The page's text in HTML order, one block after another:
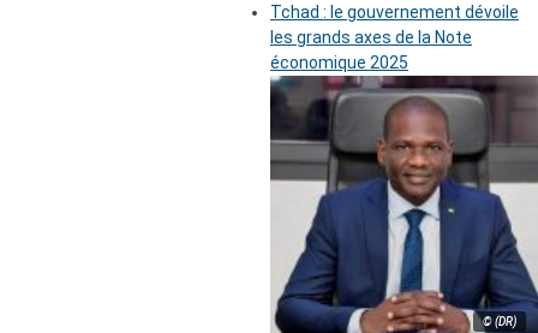
Tchad : le gouvernement dévoile
les grands axes de la Note
économique 2025
© (DR)